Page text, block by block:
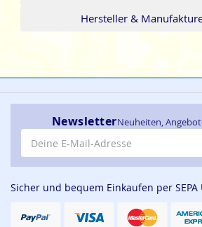
Hersteller &
NewsletterNeuheiten,
E-Mail-Adresse
Sicher und bequem Einkaufen per